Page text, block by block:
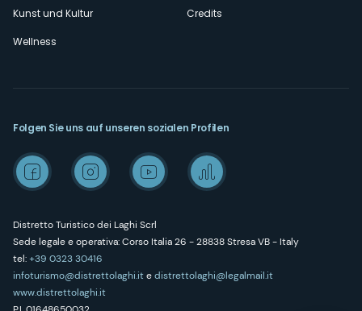
Kunst und Kultur
Wellness
Credits
Distretto Turistico dei Laghi Scrl
Sede legale e operativa: Corso Italia 26 - 28838 Stresa VB - Italy
tel:+39 0323 30416
infoturismo@distrettolaghi.itedistrettolaghi@legalmail.it
www.distrettolaghi.it
Folgen Sie uns auf unseren sozialen Profilen